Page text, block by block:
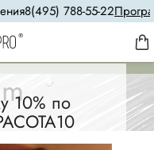
10% по
8(495) 788-55-22